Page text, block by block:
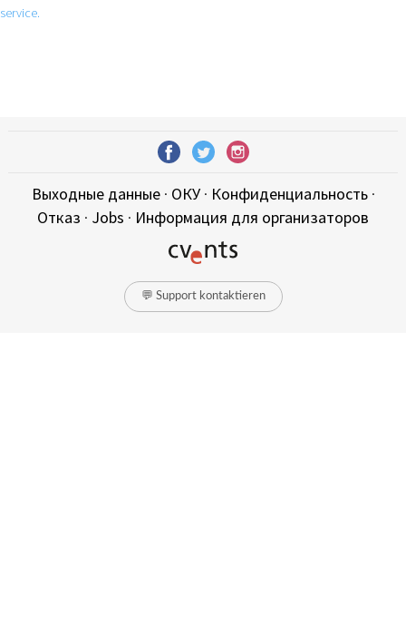
service.
Выходные данные· ОКУ· Конфиденциальность·
Отказ · Jobs · Информация для организаторов
💬 Support kontaktieren